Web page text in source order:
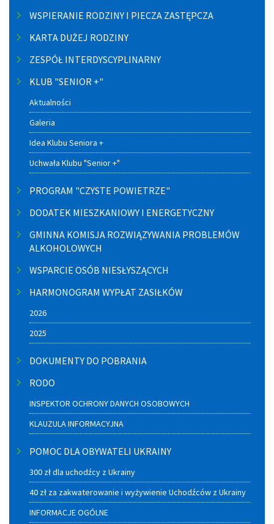
WSPIERANIE RODZINY I PIECZA ZASTĘPCZA
KARTA DUŻEJ RODZINY
ZESPÓŁ INTERDYSCYPLINARNY
KLUB "SENIOR +"
Aktualności
Galeria
Idea Klubu Seniora +
Uchwała Klubu "Senior +"
PROGRAM "CZYSTE POWIETRZE"
DODATEK MIESZKANIOWY I ENERGETYCZNY
GMINNA KOMISJA ROZWIĄZYWANIA PROBLEMÓW
ALKOHOLOWYCH
WSPARCIE OSÓB NIESŁYSZĄCYCH
HARMONOGRAM WYPŁAT ZASIŁKÓW
2026
2025
DOKUMENTY DO POBRANIA
RODO
INSPEKTOR OCHRONY DANYCH OSOBOWYCH
KLAUZULA INFORMACYJNA
POMOC DLA OBYWATELI UKRAINY
300 zł dla uchodźcy z Ukrainy
40 zł za zakwaterowanie i wyżywienie Uchodźców z Ukrainy
INFORMACJE OGÓLNE